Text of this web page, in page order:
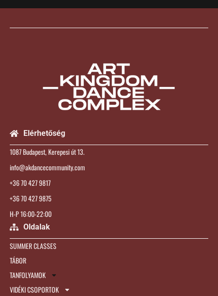
Elérhetőség
1087 Budapest, Kerepesi út 13.
info@akdancecommunity.com
+36 70 427 9817
+36 70 427 9875
H-P 16:00-22:00
Oldalak
SUMMER CLASSES
TÁBOR
TANFOLYAMOK
VIDÉKI CSOPORTOK